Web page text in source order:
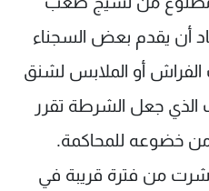
أن يقدم بعض السجناء
الفراش أو الملابس لشنق
جعل الشرطة تقرر
من خضوعه للمحاكمة.
من فترة قريبة في